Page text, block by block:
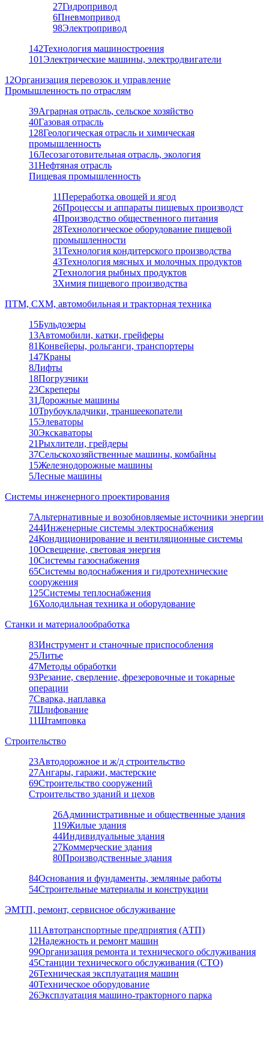
27Гидропривод
6Пневмопривод
98Электропривод
142Технология машиностроения
101Электрические машины, электродвигатели
12Организация перевозок и управление
Промышленность по отраслям
39Аграрная отрасль, сельское хозяйство
40Газовая отрасль
128Геологическая отрасль и химическая
промышленность
16Лесозаготовительная отрасль, экология
31Нефтяная отрасль
Пищевая промышленность
11Переработка овощей и ягод
26Процессы и аппараты пищевых производст
4Производство общественного питания
28Технологическое оборудование пищевой
промышленности
31Технология кондитерского производства
43Технология мясных и молочных продуктов
2Технология рыбных продуктов
3Химия пищевого производства
ПТМ, СХМ, автомобильная и тракторная техника
15Бульдозеры
13Автомобили, катки, грейферы
81Конвейеры, рольганги, транспортеры
147Краны
8Лифты
18Погрузчики
23Скреперы
31 Дорожные машины
10Трубоукладчики, траншеекопатели
15Элеваторы
30Экскаваторы
21Рыхлители, грейдеры
37Сельскохозяйственные машины, комбайны
15Железнодорожные машины
5Лесные машины
Системы инженерного проектирования
7Альтернативные и возобновляемые источники энергии
244Инженерные системы электроснабжения
24Кондиционирование и вентиляционные системы
10Освещение, световая энергия
10Системы газоснабжения
65Системы водоснабжения и гидротехнические
сооружения
125Системы теплоснабжения
16Холодильная техника и оборудование
Станки и материалообработка
83Инструмент и станочные приспособления
25Литье
47Методы обработки
93Резание, сверление, фрезеровочные и токарные
операции
7Сварка, наплавка
7Шлифование
11Штамповка
Строительство
23Автодорожное и ж/д строительство
27Ангары, гаражи, мастерские
69Строительство сооружений
Строительство зданий и цехов
26Административные и общественные здания
119Жилые здания
44Индивидуальные здания
27Коммерческие здания
80Производственные здания
84Основания и фундаменты, земляные работы
54Строительные материалы и конструкции
ЭМТП, ремонт, сервисное обслуживание
111 Автотранспортные предприятия (АТП)
12Надежность и ремонт машин
99Организация ремонта и технического обслуживания
45Станции технического обслуживания (СТО)
26Техническая эксплуатация машин
40Техническое оборудование
26Эксплуатация машино-тракторного парка